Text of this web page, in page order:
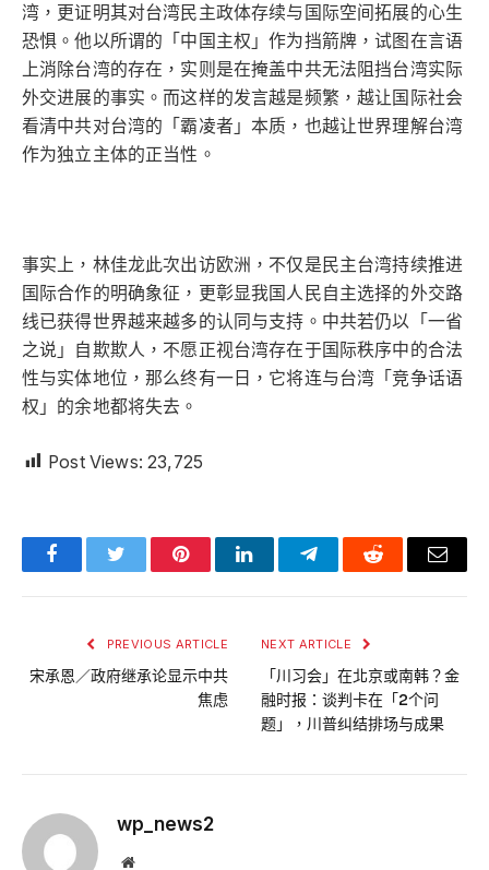
湾，更证明其对台湾民主政体存续与国际空间拓展的心生
恐惧。他以所谓的「中国主权」作为挡箭牌，试图在言语
上消除台湾的存在，实则是在掩盖中共无法阻挡台湾实际
外交进展的事实。而这样的发言越是频繁，越让国际社会
看清中共对台湾的「霸凌者」本质，也越让世界理解台湾
作为独立主体的正当性。
事实上，林佳龙此次出访欧洲，不仅是民主台湾持续推进
国际合作的明确象征，更彰显我国人民自主选择的外交路
线已获得世界越来越多的认同与支持。中共若仍以「一省
之说」自欺欺人，不愿正视台湾存在于国际秩序中的合法
性与实体地位，那么终有一日，它将连与台湾「竞争话语
权」的余地都将失去。
Post Views: 23,725
FacebookTwitter PinterestLinkedInTelegramReddit Email
PREVIOUS ARTICLE
宋承恩／政府继承论显示中共
焦虑
NEXT ARTICLE
「川习会」在北京或南韩？金
融时报：谈判卡在「2个问
题」，川普纠结排场与成果
wp_news2
Website